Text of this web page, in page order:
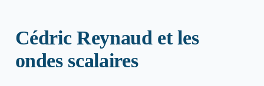
Cédric Reynaud et les
ondes scalaires